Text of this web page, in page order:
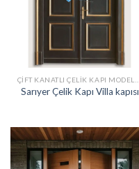
Sarıyer Çelik Kapı Villa kapısı